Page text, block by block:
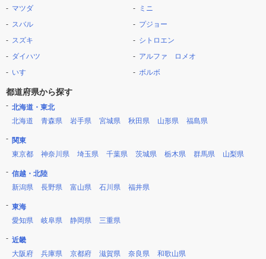
マツダ
スバル
スズキ
ダイハツ
いすゞ
ミニ
プジョー
シトロエン
アルファ ロメオ
ボルボ
都道府県から探す
北海道・東北
北海道
青森県 岩手県 宮城県 秋田県 山形県 福島県
関東
東京都
神奈川県 埼玉県 千葉県 茨城県 栃木県 群馬県 山梨県
信越・北陸
新潟県
長野県 富山県 石川県 福井県
東海
愛知県
岐阜県 静岡県 三重県
近畿
大阪府
兵庫県 京都府 滋賀県 奈良県 和歌山県